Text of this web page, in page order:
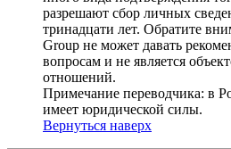
разрешают сбор личных
тринадцати лет. Обратите
Group не может давать
вопросам и не является
отношений.
Примечание переводчика: в
имеет юридической силы.
Вернуться наверх